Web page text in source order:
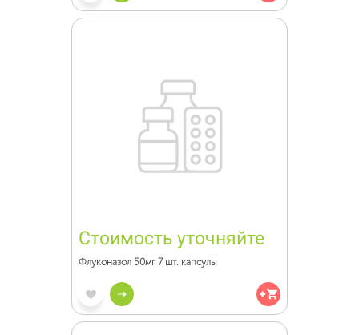
Стоимость уточняйте
Флуконазол 50мг 7 шт. капсулы